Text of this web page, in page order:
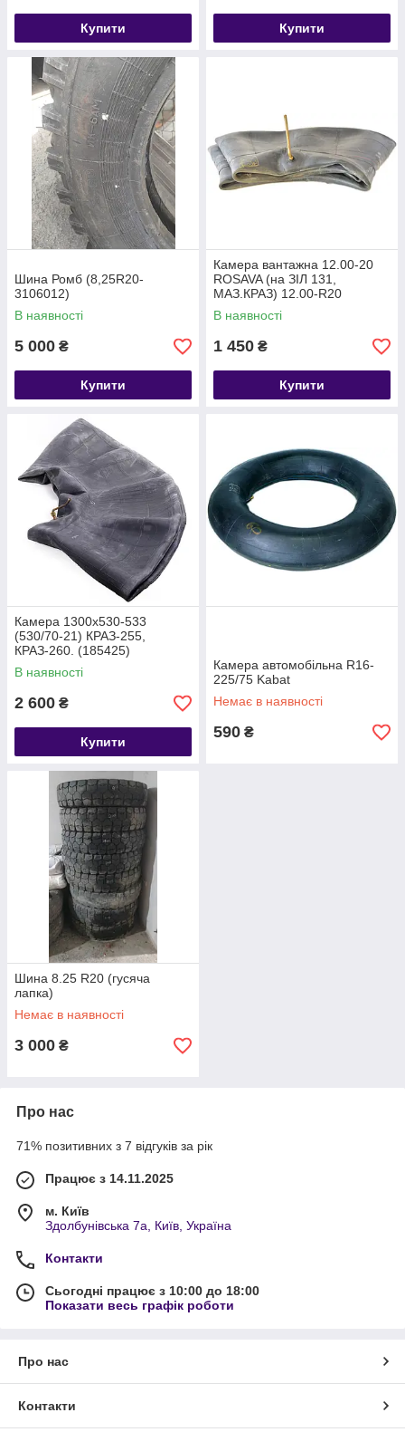
Купити Купити
Шина Ромб (8,25R20-
3106012)
В наявності
5 000 ₴
Купити
Камера вантажна 12.00-20
ROSAVA (на ЗІЛ 131,
МАЗ.КРАЗ) 12.00-R20
В наявності
1 450 ₴
Купити
Камера 1300х530-533
(530/70-21) КРАЗ-255,
КРАЗ-260. (185425)
1300х530-533 (530/70-21)
В наявності
2 600 ₴
Купити
Камера автомобільна R16-
225/75 Kabat
Немає в наявності
590 ₴
Шина 8.25 R20 (гусяча
лапка)
Немає в наявності
3 000 ₴
Про нас
71% позитивних з 7 відгуків за рік
Працює з 14.11.2025
м. Київ
Здолбунівська 7а, Київ, Україна
Контакти
Сьогодні працює з 10:00 до 18:00
Показати весь графік роботи
Про нас
Контакти